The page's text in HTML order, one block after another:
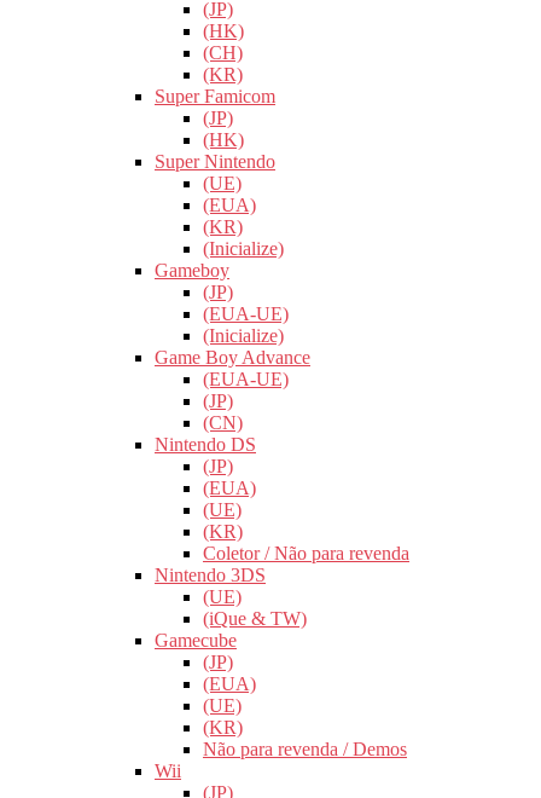
(JP)
(HK)
(CH)
(KR)
Super Famicom
(JP)
(HK)
Super Nintendo
(UE)
(EUA)
(KR)
(Inicialize)
Gameboy
(JP)
(EUA-UE)
(Inicialize)
Game Boy Advance
(EUA-UE)
(JP)
(CN)
Nintendo DS
(JP)
(EUA)
(UE)
(KR)
Coletor / Não para revenda
Nintendo 3DS
(UE)
(iQue & TW)
Gamecube
(JP)
(EUA)
(UE)
(KR)
Não para revenda / Demos
Wii
(JP)